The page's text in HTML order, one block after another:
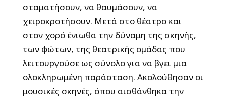
σταματήσουν, να θαυμάσουν, να
χειροκροτήσουν. Μετά στο θέατρο και
στον χορό ένιωθα την δύναμη της σκηνής,
των φώτων, της θεατρικής ομάδας που
λειτουργούσε ως σύνολο για να βγει μια
ολοκληρωμένη παράσταση. Ακολούθησαν οι
μουσικές σκηνές, όπου αισθάνθηκα την